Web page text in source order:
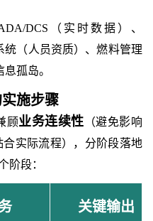
DCS（实时数据）、
统（人员资质）、燃料管理
孤岛。
实施步骤
顾业务连续性 （避免影响
合实际流程），分阶段落地
阶段：
关键输出